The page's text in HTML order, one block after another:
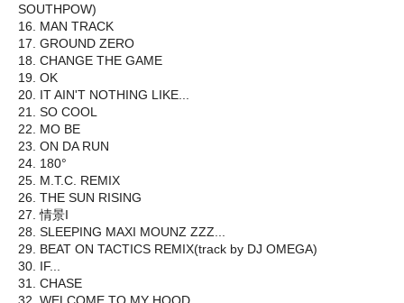
SOUTHPOW)
16. MAN TRACK
17. GROUND ZERO
18. CHANGE THE GAME
19. OK
20. IT AIN'T NOTHING LIKE...
21. SO COOL
22. MO BE
23. ON DA RUN
24. 180°
25. M.T.C. REMIX
26. THE SUN RISING
27. 情景I
28. SLEEPING MAXI MOUNZ ZZZ...
29. BEAT ON TACTICS REMIX(track by DJ OMEGA)
30. IF...
31. CHASE
32. WELCOME TO MY HOOD